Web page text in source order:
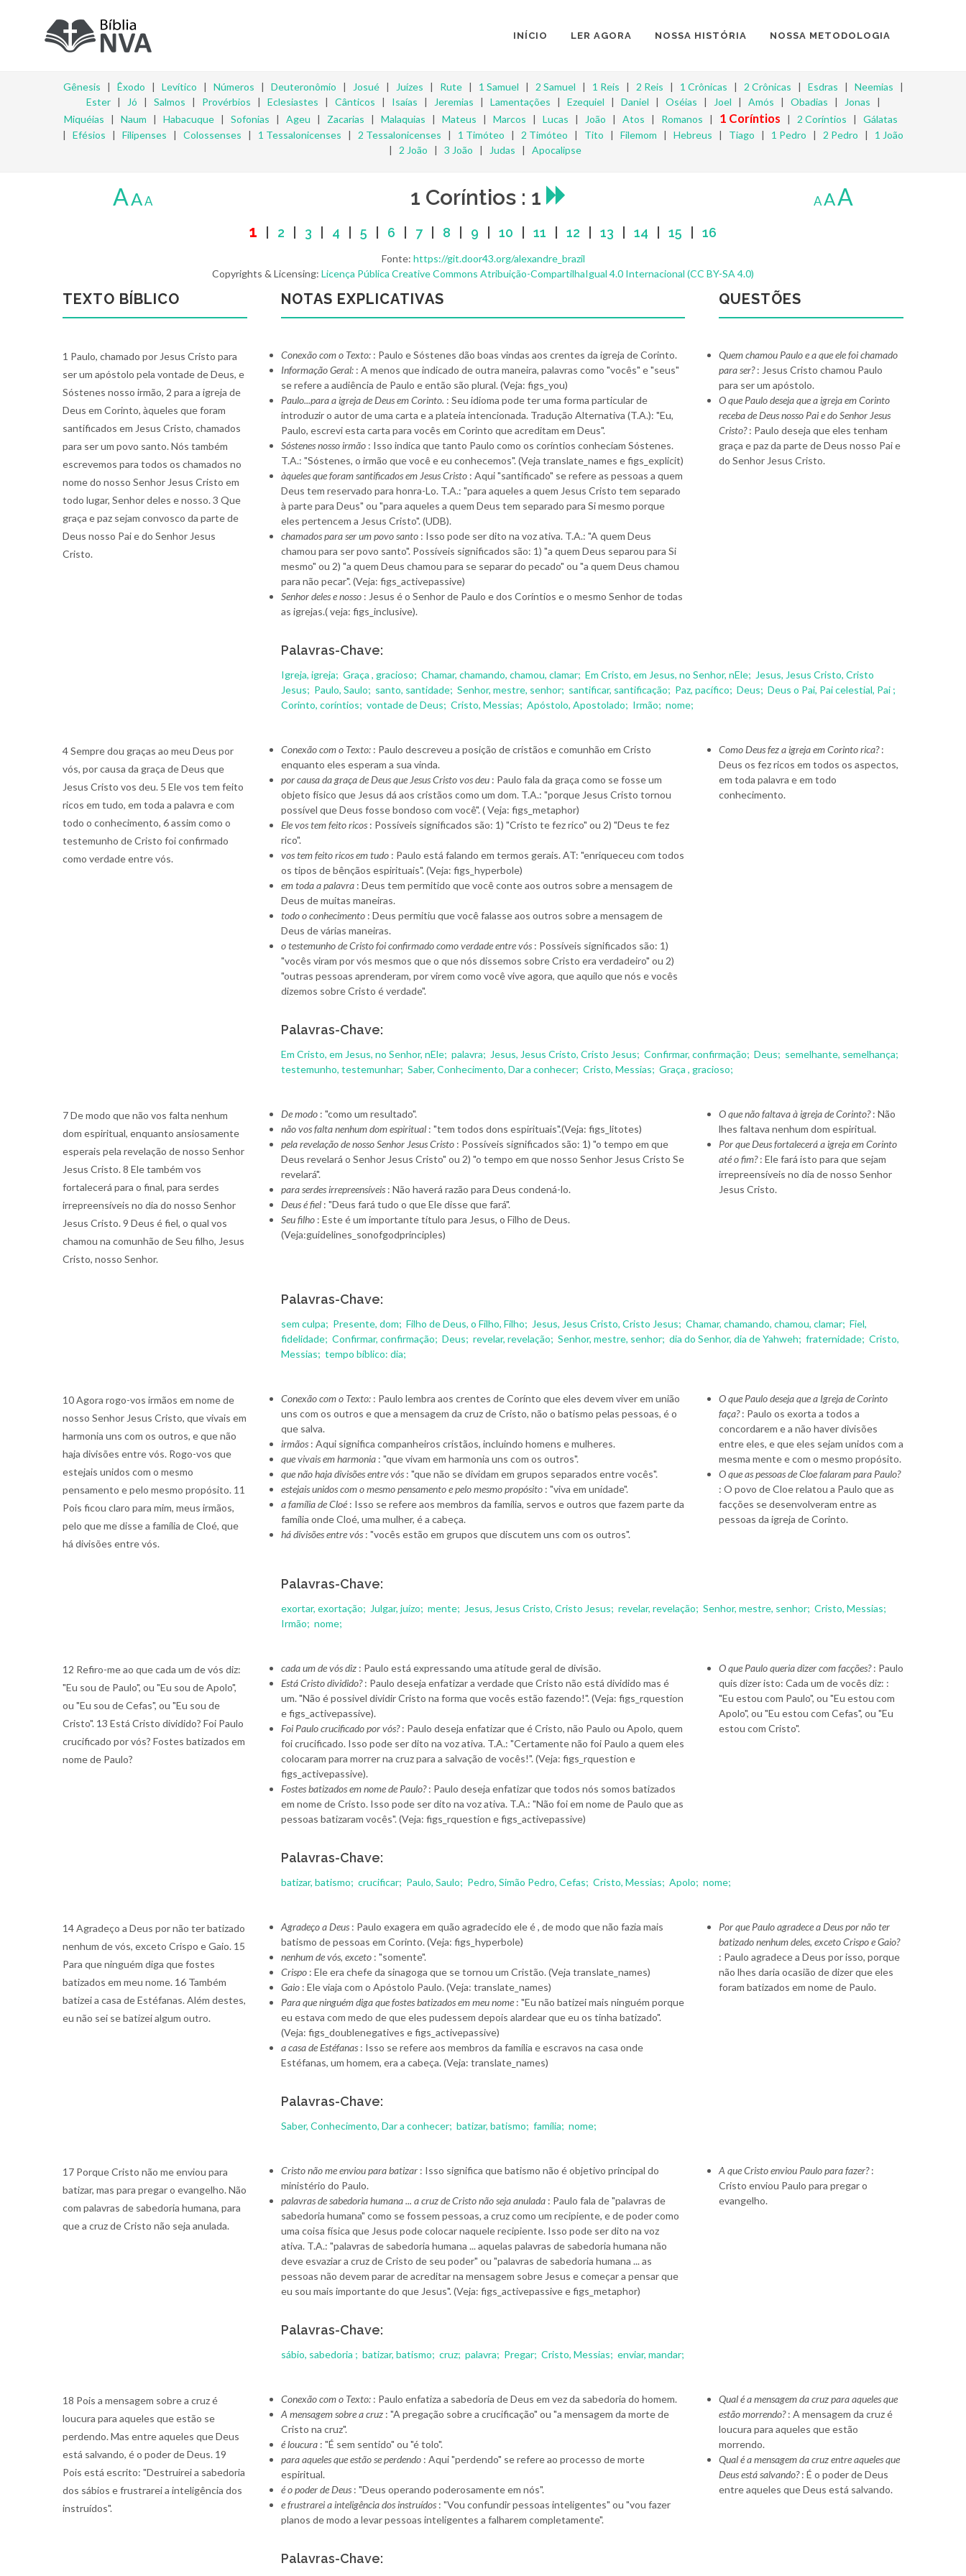
INÍCIO LER AGORA NOSSA HISTÓRIA NOSSA METODOLOGIA
Gênesis | Êxodo | Levítico | Números | Deuteronômio | Josué| Juízes | Rute| 1 Samuel | 2 Samuel | 1 Reis | 2 Reis | 1 Crônicas | 2 Crônicas | Esdras | Neemias |
Ester| Jó | Salmos | Provérbios | Eclesiastes | Cânticos | Isaías | Jeremias | Lamentações | Ezequiel | Daniel | Oséias | Joel | Amós | Obadias | Jonas |
Miquéias | Naum | Habacuque | Sofonias | Ageu | Zacarias | Malaquias | Mateus | Marcos | Lucas | João | Atos | Romanos | 1 Coríntios | 2 Coríntios | Gálatas
| Efésios | Filipenses | Colossenses | 1 Tessalonicenses | 2 Tessalonicenses | 1 Timóteo | 2 Timóteo | Tito | Filemom | Hebreus | Tiago | 1 Pedro | 2 Pedro | 1 João
| 2 João | 3 João | Judas | Apocalipse
AAA 1 Coríntios : 1 AAA
1 2 3 4 5 6 7| 8 9 10 11 12 13 14 15 16
Fonte: https://git.door43.org/alexandre_brazil
Copyrights & Licensing: Licença Pública Creative Commons Atribuição-CompartilhaIgual 4.0 Internacional (CC BY-SA 4.0)
TEXTO BÍBLICO NOTAS EXPLICATIVAS QUESTÕES
1 Paulo, chamado por Jesus Cristo para
ser um apóstolo pela vontade de Deus, e
Sóstenes nosso irmão, 2 para a igreja de
Deus em Corinto, àqueles que foram
santificados em Jesus Cristo, chamados
para ser um povo santo. Nós também
escrevemos para todos os chamados no
nome do nosso Senhor Jesus Cristo em
todo lugar, Senhor deles e nosso. 3 Que
graça e paz sejam convosco da parte de
Deus nosso Pai e do Senhor Jesus
Cristo.
Conexão com o Texto: : Paulo e Sóstenes dão boas vindas aos crentes da igreja de Corinto.
Informação Geral: : A menos que indicado de outra maneira, palavras como "vocês" e "seus"
se refere a audiência de Paulo e então são plural. (Veja: figs_you)
Paulo...para a igreja de Deus em Corinto. : Seu idioma pode ter uma forma particular de
introduzir o autor de uma carta e a plateia intencionada. Tradução Alternativa (T.A.): "Eu,
Paulo, escrevi esta carta para vocês em Corinto que acreditam em Deus".
Sóstenes nosso irmão : Isso indica que tanto Paulo como os coríntios conheciam Sóstenes.
T.A.: "Sóstenes, o irmão que você e eu conhecemos". (Veja translate_names e figs_explicit)
àqueles que foram santificados em Jesus Cristo : Aqui "santificado" se refere as pessoas a quem
Deus tem reservado para honra-Lo. T.A.: "para aqueles a quem Jesus Cristo tem separado
à parte para Deus" ou "para aqueles a quem Deus tem separado para Si mesmo porque
eles pertencem a Jesus Cristo". (UDB).
chamados para ser um povo santo : Isso pode ser dito na voz ativa. T.A.: "A quem Deus
chamou para ser povo santo". Possíveis significados são: 1) "a quem Deus separou para Si
mesmo" ou 2) "a quem Deus chamou para se separar do pecado" ou "a quem Deus chamou
para não pecar". (Veja: figs_activepassive)
Senhor deles e nosso : Jesus é o Senhor de Paulo e dos Coríntios e o mesmo Senhor de todas
as igrejas.( veja: figs_inclusive).
Quem chamou Paulo e a que ele foi chamado
para ser?: Jesus Cristo chamou Paulo
para ser um apóstolo.
O que Paulo deseja que a igreja em Corinto
receba de Deus nosso Pai e do Senhor Jesus
Cristo?: Paulo deseja que eles tenham
graça e paz da parte de Deus nosso Pai e
do Senhor Jesus Cristo.
Palavras-Chave:
Igreja, igreja; Graça , gracioso; Chamar, chamando, chamou, clamar; Em Cristo, em Jesus, no Senhor, nEle; Jesus, Jesus Cristo, Cristo
Jesus; Paulo, Saulo; santo, santidade; Senhor, mestre, senhor; santificar, santificação; Paz, pacífico; Deus; Deus o Pai, Pai celestial, Pai ;
Corinto, coríntios; vontade de Deus; Cristo, Messias; Apóstolo, Apostolado; Irmão; nome;
4 Sempre dou graças ao meu Deus por
vós, por causa da graça de Deus que
Jesus Cristo vos deu. 5 Ele vos tem feito
ricos em tudo, em toda a palavra e com
todo o conhecimento, 6 assim como o
testemunho de Cristo foi confirmado
como verdade entre vós.
Conexão com o Texto: : Paulo descreveu a posição de cristãos e comunhão em Cristo
enquanto eles esperam a sua vinda.
por causa da graça de Deus que Jesus Cristo vos deu : Paulo fala da graça como se fosse um
objeto físico que Jesus dá aos cristãos como um dom. T.A.: "porque Jesus Cristo tornou
possível que Deus fosse bondoso com você". ( Veja: figs_metaphor)
Ele vos tem feito ricos : Possíveis significados são: 1) "Cristo te fez rico" ou 2) "Deus te fez
rico".
vos tem feito ricos em tudo : Paulo está falando em termos gerais. AT: "enriqueceu com todos
os tipos de bênçãos espirituais". (Veja: figs_hyperbole)
em toda a palavra : Deus tem permitido que você conte aos outros sobre a mensagem de
Deus de muitas maneiras.
todo o conhecimento : Deus permitiu que você falasse aos outros sobre a mensagem de
Deus de várias maneiras.
o testemunho de Cristo foi confirmado como verdade entre vós : Possíveis significados são: 1)
"vocês viram por vós mesmos que o que nós dissemos sobre Cristo era verdadeiro" ou 2)
"outras pessoas aprenderam, por virem como você vive agora, que aquilo que nós e vocês
dizemos sobre Cristo é verdade".
Como Deus fez a igreja em Corinto rica?:
Deus os fez ricos em todos os aspectos,
em toda palavra e em todo
conhecimento.
Palavras-Chave:
Em Cristo, em Jesus, no Senhor, nEle; palavra; Jesus, Jesus Cristo, Cristo Jesus; Confirmar, confirmação; Deus; semelhante, semelhança;
testemunho, testemunhar; Saber, Conhecimento, Dar a conhecer; Cristo, Messias; Graça , gracioso;
7 De modo que não vos falta nenhum
dom espiritual, enquanto ansiosamente
esperais pela revelação de nosso Senhor
Jesus Cristo. 8 Ele também vos
fortalecerá para o final, para serdes
irrepreensíveis no dia do nosso Senhor
Jesus Cristo. 9 Deus é fiel, o qual vos
chamou na comunhão de Seu filho, Jesus
Cristo, nosso Senhor.
De modo : "como um resultado".
não vos falta nenhum dom espiritual : "tem todos dons espirituais".(Veja: figs_litotes)
pela revelação de nosso Senhor Jesus Cristo : Possíveis significados são: 1) "o tempo em que
Deus revelará o Senhor Jesus Cristo" ou 2) "o tempo em que nosso Senhor Jesus Cristo Se
revelará".
para serdes irrepreensíveis : Não haverá razão para Deus condená-lo.
Deus é fiel : "Deus fará tudo o que Ele disse que fará".
Seu filho : Este é um importante título para Jesus, o Filho de Deus.
(Veja:guidelines_sonofgodprinciples)
O que não faltava à igreja de Corinto?: Não
lhes faltava nenhum dom espiritual.
Por que Deus fortalecerá a igreja em Corinto
até o fim?: Ele fará isto para que sejam
irrepreensíveis no dia de nosso Senhor
Jesus Cristo.
Palavras-Chave:
sem culpa; Presente, dom; Filho de Deus, o Filho, Filho; Jesus, Jesus Cristo, Cristo Jesus; Chamar, chamando, chamou, clamar; Fiel,
fidelidade; Confirmar, confirmação; Deus; revelar, revelação; Senhor, mestre, senhor; dia do Senhor, dia de Yahweh; fraternidade; Cristo,
Messias; tempo bíblico: dia;
10 Agora rogo-vos irmãos em nome de
nosso Senhor Jesus Cristo, que vivais em
harmonia uns com os outros, e que não
haja divisões entre vós. Rogo-vos que
estejais unidos com o mesmo
pensamento e pelo mesmo propósito. 11
Pois ficou claro para mim, meus irmãos,
pelo que me disse a família de Cloé, que
há divisões entre vós.
Conexão com o Texto: : Paulo lembra aos crentes de Corínto que eles devem viver em união
uns com os outros e que a mensagem da cruz de Cristo, não o batismo pelas pessoas, é o
que salva.
irmãos : Aqui significa companheiros cristãos, incluindo homens e mulheres.
que vivais em harmonia : "que vivam em harmonia uns com os outros".
que não haja divisões entre vós : "que não se dividam em grupos separados entre vocês".
estejais unidos com o mesmo pensamento e pelo mesmo propósito : "viva em unidade".
a família de Cloé : Isso se refere aos membros da família, servos e outros que fazem parte da
família onde Cloé, uma mulher, é a cabeça.
há divisões entre vós : "vocês estão em grupos que discutem uns com os outros".
O que Paulo deseja que a Igreja de Corinto
faça?: Paulo os exorta a todos a
concordarem e a não haver divisões
entre eles, e que eles sejam unidos com a
mesma mente e com o mesmo propósito.
O que as pessoas de Cloe falaram para Paulo?
: O povo de Cloe relatou a Paulo que as
facções se desenvolveram entre as
pessoas da igreja de Corinto.
Palavras-Chave:
exortar, exortação; Julgar, juízo; mente; Jesus, Jesus Cristo, Cristo Jesus; revelar, revelação; Senhor, mestre, senhor; Cristo, Messias;
Irmão; nome;
12 Refiro-me ao que cada um de vós diz:
"Eu sou de Paulo", ou "Eu sou de Apolo",
ou "Eu sou de Cefas", ou "Eu sou de
Cristo". 13 Está Cristo dividido? Foi Paulo
crucificado por vós? Fostes batizados em
nome de Paulo?
cada um de vós diz : Paulo está expressando uma atitude geral de divisão.
Está Cristo dividido?: Paulo deseja enfatizar a verdade que Cristo não está dividido mas é
um. "Não é possivel dividir Cristo na forma que vocês estão fazendo!". (Veja: figs_rquestion
e figs_activepassive).
Foi Paulo crucificado por vós?: Paulo deseja enfatizar que é Cristo, não Paulo ou Apolo, quem
foi crucificado. Isso pode ser dito na voz ativa. T.A.: "Certamente não foi Paulo a quem eles
colocaram para morrer na cruz para a salvação de vocês!". (Veja: figs_rquestion e
figs_activepassive).
Fostes batizados em nome de Paulo?: Paulo deseja enfatizar que todos nós somos batizados
em nome de Cristo. Isso pode ser dito na voz ativa. T.A.: "Não foi em nome de Paulo que as
pessoas batizaram vocês". (Veja: figs_rquestion e figs_activepassive)
O que Paulo queria dizer com facções?: Paulo
quis dizer isto: Cada um de vocês diz: :
"Eu estou com Paulo", ou "Eu estou com
Apolo", ou "Eu estou com Cefas", ou "Eu
estou com Cristo".
Palavras-Chave:
batizar, batismo; crucificar; Paulo, Saulo; Pedro, Simão Pedro, Cefas; Cristo, Messias; Apolo; nome;
14 Agradeço a Deus por não ter batizado
nenhum de vós, exceto Crispo e Gaio. 15
Para que ninguém diga que fostes
batizados em meu nome. 16 Também
batizei a casa de Estéfanas. Além destes,
eu não sei se batizei algum outro.
Agradeço a Deus : Paulo exagera em quão agradecido ele é , de modo que não fazia mais
batismo de pessoas em Corinto. (Veja: figs_hyperbole)
nenhum de vós, exceto : "somente".
Crispo : Ele era chefe da sinagoga que se tornou um Cristão. (Veja translate_names)
Gaio : Ele viaja com o Apóstolo Paulo. (Veja: translate_names)
Para que ninguém diga que fostes batizados em meu nome : "Eu não batizei mais ninguém porque
eu estava com medo de que eles pudessem depois alardear que eu os tinha batizado".
(Veja: figs_doublenegatives e figs_activepassive)
a casa de Estéfanas : Isso se refere aos membros da família e escravos na casa onde
Estéfanas, um homem, era a cabeça. (Veja: translate_names)
Por que Paulo agradece a Deus por não ter
batizado nenhum deles, exceto Crispo e Gaio?
: Paulo agradece a Deus por isso, porque
não lhes daria ocasião de dizer que eles
foram batizados em nome de Paulo.
Palavras-Chave:
Saber, Conhecimento, Dar a conhecer; batizar, batismo; família; nome;
17 Porque Cristo não me enviou para
batizar, mas para pregar o evangelho. Não
com palavras de sabedoria humana, para
que a cruz de Cristo não seja anulada.
Cristo não me enviou para batizar : Isso significa que batismo não é objetivo principal do
ministério do Paulo.
palavras de sabedoria humana ... a cruz de Cristo não seja anulada : Paulo fala de "palavras de
sabedoria humana" como se fossem pessoas, a cruz como um recipiente, e de poder como
uma coisa física que Jesus pode colocar naquele recipiente. Isso pode ser dito na voz
ativa. T.A.: "palavras de sabedoria humana ... aquelas palavras de sabedoria humana não
deve esvaziar a cruz de Cristo de seu poder" ou "palavras de sabedoria humana ... as
pessoas não devem parar de acreditar na mensagem sobre Jesus e começar a pensar que
eu sou mais importante do que Jesus". (Veja: figs_activepassive e figs_metaphor)
A que Cristo enviou Paulo para fazer?:
Cristo enviou Paulo para pregar o
evangelho.
Palavras-Chave:
sábio, sabedoria ; batizar, batismo; cruz; palavra; Pregar; Cristo, Messias; enviar, mandar;
18 Pois a mensagem sobre a cruz é
loucura para aqueles que estão se
perdendo. Mas entre aqueles que Deus
está salvando, é o poder de Deus. 19
Pois está escrito: "Destruirei a sabedoria
dos sábios e frustrarei a inteligência dos
instruídos".
Conexão com o Texto: : Paulo enfatiza a sabedoria de Deus em vez da sabedoria do homem.
A mensagem sobre a cruz : "A pregação sobre a crucificação" ou "a mensagem da morte de
Cristo na cruz".
é loucura : "É sem sentido" ou "é tolo".
para aqueles que estão se perdendo : Aqui "perdendo" se refere ao processo de morte
espiritual.
é o poder de Deus : "Deus operando poderosamente em nós".
e frustrarei a inteligência dos instruídos : "Vou confundir pessoas inteligentes" ou "vou fazer
planos de modo a levar pessoas inteligentes a falharem completamente".
Qual é a mensagem da cruz para aqueles que
estão morrendo?: A mensagem da cruz é
loucura para aqueles que estão
morrendo.
Qual é a mensagem da cruz entre aqueles que
Deus está salvando?: É o poder de Deus
entre aqueles que Deus está salvando.
Palavras-Chave: